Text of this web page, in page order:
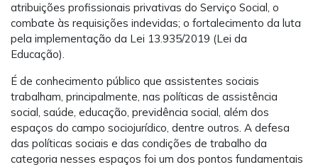
atribuições profissionais privativas do Serviço Social, o
combate às requisições indevidas; o fortalecimento da luta
pela implementação da Lei 13.935/2019 (Lei da
Educação).
É de conhecimento público que assistentes sociais
trabalham, principalmente, nas políticas de assistência
social, saúde, educação, previdência social, além dos
espaços do campo sociojurídico, dentre outros. A defesa
das políticas sociais e das condições de trabalho da
categoria nesses espaços foi um dos pontos fundamentais